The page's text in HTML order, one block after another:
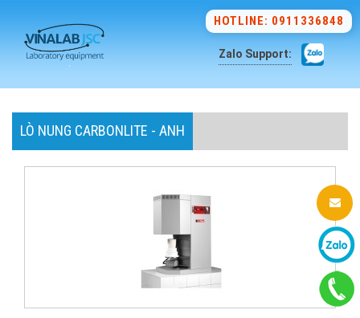
HOTLINE: 0911336848
Zalo Support:
LÒ NUNG CARBONLITE - ANH